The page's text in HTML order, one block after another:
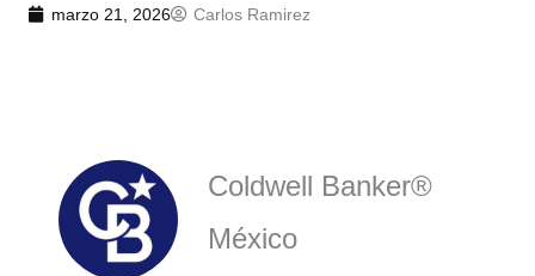
marzo 21, 2026 Carlos Ramirez
Coldwell Banker®
México